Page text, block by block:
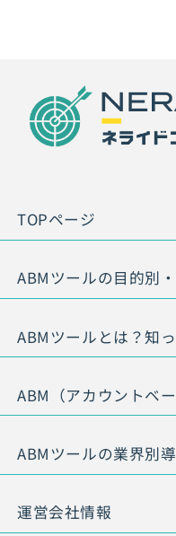
TOPページ
ABMツールの目的別
ABMツールとは？知
ABM（アカウントベ
ABMツールの業界別
運営会社情報